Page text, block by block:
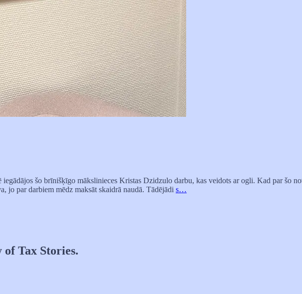
šo brīnišķīgo mākslinieces Kristas Dzidzulo darbu, kas veidots ar ogli. Kad par šo
jo par darbiem mēdz maksāt skaidrā naudā. Tādējādi s…
Tax Stories.